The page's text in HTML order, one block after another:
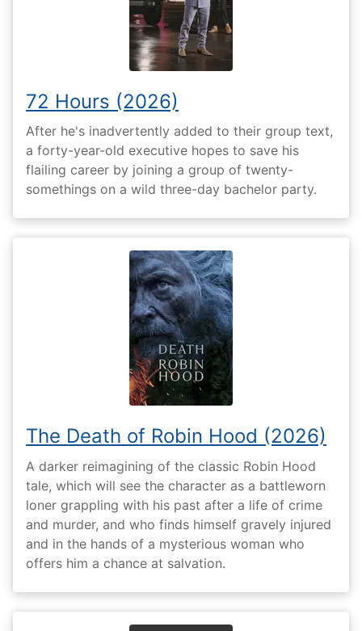
72 Hours (2026)
After he's inadvertently added to their group text,
a forty-year-old executive hopes to save his
flailing career by joining a group of twenty-
somethings on a wild three-day bachelor party.
The Death of Robin Hood (2026)
A darker reimagining of the classic Robin Hood
tale, which will see the character as a battleworn
loner grappling with his past after a life of crime
and murder, and who finds himself gravely injured
and in the hands of a mysterious woman who
offers him a chance at salvation.